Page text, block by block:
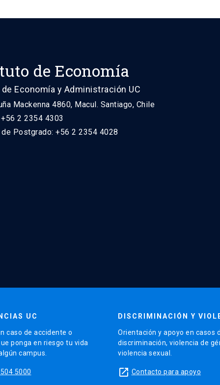
entradas
de Economía
Economía y Administración UC
Mackenna 4860, Macul. Santiago, Chile
2 2354 4303
Postgrado: +56 2 2354 4028
UC
caso de accidente o
ponga en riesgo tu vida
campus.
5000
DISCRIMINACIÓN Y
Orientación y apoyo en casos
discriminación, violencia de
violencia sexual.
launch Contacto para apoyo